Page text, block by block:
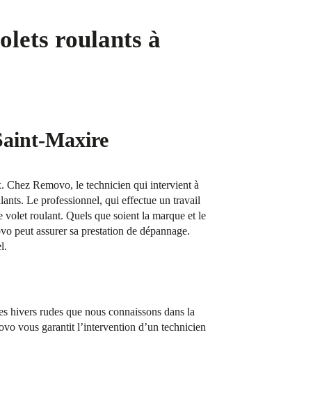
roulants à
Maxire
Chez Removo, le technicien qui intervient à
Le professionnel, qui effectue un travail
volet roulant. Quels que soient la marque et le
peut assurer sa prestation de dépannage.
hivers rudes que nous connaissons dans la
vous garantit l’intervention d’un technicien